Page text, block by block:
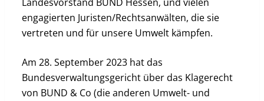
engagierten Juristen/Rechtsanwälten, die sie
vertreten und für unsere Umwelt kämpfen.
Am 28. September 2023 hat das
Bundesverwaltungsgericht über das Klagerecht
von BUND & Co (die anderen Umwelt- und